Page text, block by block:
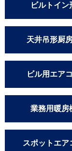
ビルトイン
天井吊形厨
ビル用エア
業務用暖房
スポットエア